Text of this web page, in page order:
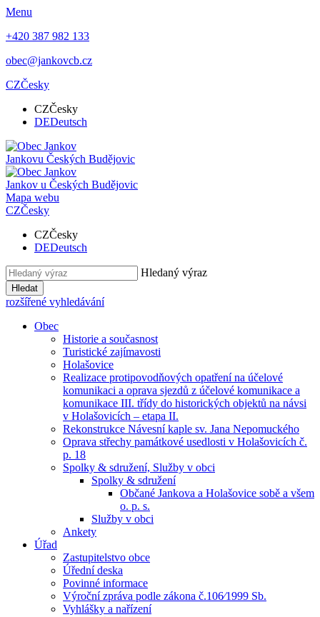
Menu
+420 387 982 133
obec@jankovcb.cz
CZČesky
CZČesky
DEDeutsch
Jankovu Českých Budějovic
Jankov u Českých Budějovic
Mapa webu
CZČesky
CZČesky
DEDeutsch
Hledaný výraz
Hledat
rozšířené vyhledávání
Obec
Historie a současnost
Turistické zajímavosti
Holašovice
Realizace protipovodňových opatření na účelové
komunikaci a oprava sjezdů z účelové komunikace a
komunikace III. třídy do historických objektů na návsi
v Holašovicích – etapa II.
Rekonstrukce Návesní kaple sv. Jana Nepomuckého
Oprava střechy památkové usedlosti v Holašovicích č.
p. 18
Spolky & sdružení, Služby v obci
Spolky & sdružení
Občané Jankova a Holašovice sobě a všem
o. p. s.
Služby v obci
Ankety
Úřad
Zastupitelstvo obce
Úřední deska
Povinné informace
Výroční zpráva podle zákona č.106⁄1999 Sb.
Vyhlášky a nařízení